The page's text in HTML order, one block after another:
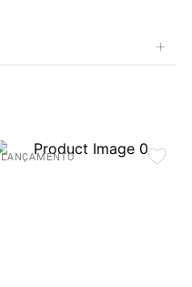
+
LANÇAMENTO